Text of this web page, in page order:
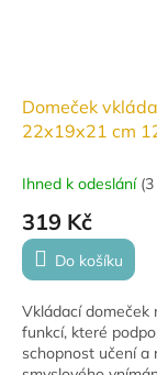
Domeček
22x19x21 cm
Ihned k odeslání (
319 Kč
Do košíku
Vkládací domeček
funkcí, které
schopnost učení a